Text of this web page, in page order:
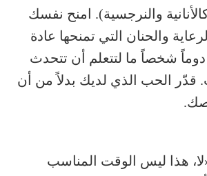
والنرجسية). امنح نفسك
والحنان التي تمنحها عادة
شخصاً ما لتتعلم أن تتحدث
الحب الذي لديك بدلاً من أن
هذا ليس الوقت المناسب